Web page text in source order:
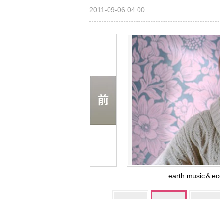
2011-09-06 04:00
earth music＆